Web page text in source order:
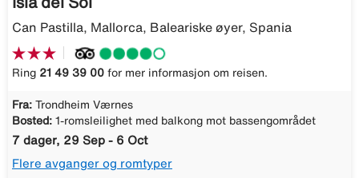
Can Pastilla, Mallorca, Baleariske øyer, Spania
Ring 21 49 39 00 for mer informasjon om reisen.
Fra: Trondheim Værnes
Bosted: 1-romsleilighet med balkong mot bassengområdet
7 dager, 29 Sep - 6 Oct
Flere avganger og romtyper